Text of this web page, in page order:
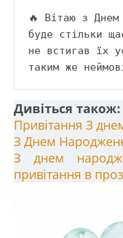
🔥 Вітаю з
буде стільки
не встигав їх
таким же
Дивіться також:
Привітання З
З Днем
З днем
привітання в